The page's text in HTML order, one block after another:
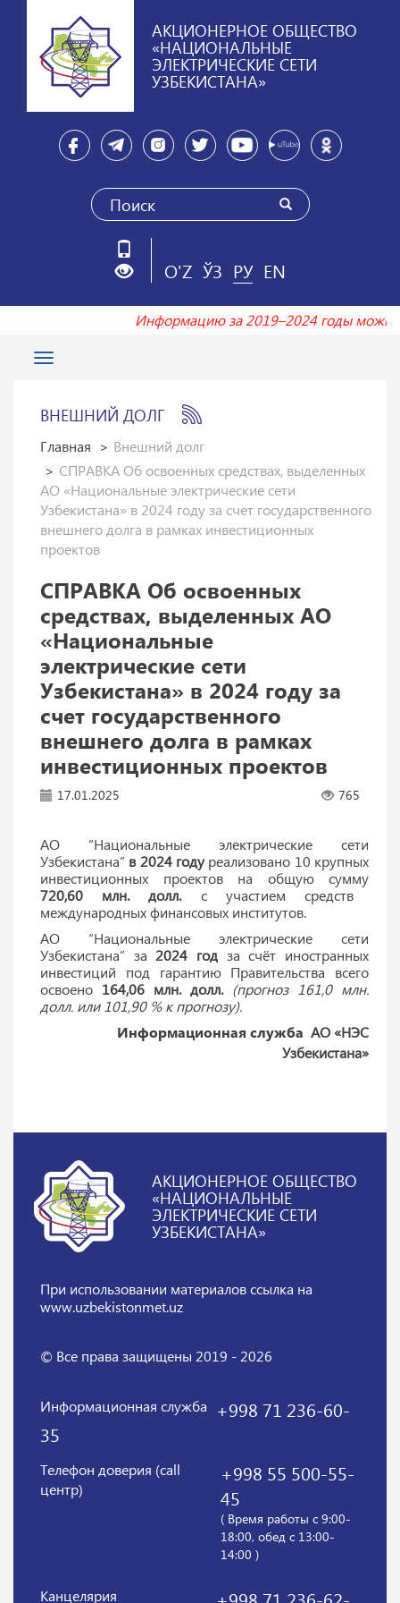
АКЦИОНЕРНОЕ ОБЩЕСТВО
«НАЦИОНАЛЬНЫЕ
ЭЛЕКТРИЧЕСКИЕ СЕТИ
УЗБЕКИСТАНА»
O'Z ЎЗ РУ EN
Информацию за 2019–2024 годы
Toggle
ВНЕШНИЙ ДОЛГ
Главная
Внешний долг
СПРАВКА Об освоенных средствах, выделенных
АО «Национальные электрические сети
Узбекистана» в 2024 году за счет государственного
внешнего долга в рамках инвестиционных
проектов
СПРАВКА Об освоенных
средствах, выделенных АО
«Национальные
электрические сети
Узбекистана» в 2024 году за
счет государственного
внешнего долга в рамках
инвестиционных проектов
17.01.2025 765
АО “Национальные электрические сети
Узбекистана” в 2024 годуреализовано 10 крупных
инвестиционных проектов на общую сумму
720,60 млн. долл. с участием средств
международных финансовых институтов.
АО “Национальные электрические сети
Узбекистана” за2024 год за счёт иностранных
инвестиций под гарантию Правительства всего
освоено 164,06 млн. долл. (прогноз 161,0 млн.
долл. или 101,90 % к прогнозу).
Информационная служба АО «НЭС
Узбекистана»
АКЦИОНЕРНОЕ ОБЩЕСТВО
«НАЦИОНАЛЬНЫЕ
ЭЛЕКТРИЧЕСКИЕ СЕТИ
УЗБЕКИСТАНА»
При использовании материаловссылка на
www.uzbekistonmet.uz
© Все права защищены 2019 - 2026
Информационная служба
+998 71 236-60-
35
Телефон доверия (call
центр)
+998 55 500-55-
45
( Время работы с 9:00-
18:00, обед с 13:00-
14:00 )
Канцелярия